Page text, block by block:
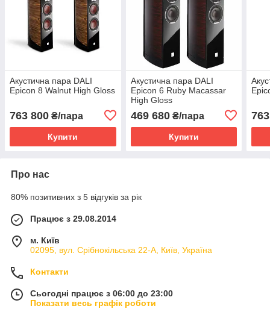
Акустична пара DALI
Epicon 8 Walnut High Gloss
763 800 ₴/пара
Купити
Акустична пара DALI
Epicon 6 Ruby Macassar
High Gloss
469 680₴/пара
Купити
Про нас
80% позитивних з 5 відгуків за рік
Працює з 29.08.2014
м. Київ
02095, вул. Срібнокільська 22-А, Київ, Україна
Контакти
Сьогодні працює з 06:00 до 23:00
Показати весь графік роботи